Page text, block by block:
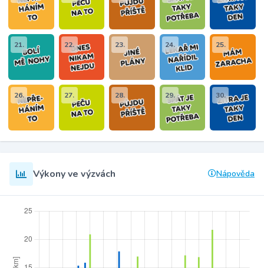
21. 22. 23. 24. 25.
26. 27. 28. 29. 30.
Výkony ve výzvách Nápověda